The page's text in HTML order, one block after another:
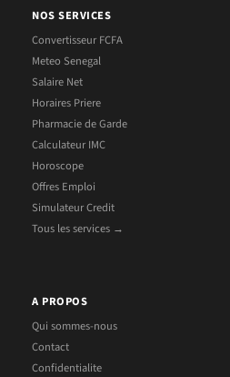
NOS SERVICES
Convertisseur FCFA
Meteo Senegal
Salaire Net
Horaires Priere
Pharmacie de Garde
Calculateur IMC
Horoscope
Offres Emploi
Simulateur Credit
Tous les services →
A PROPOS
Qui sommes-nous
Contact
Confidentialite